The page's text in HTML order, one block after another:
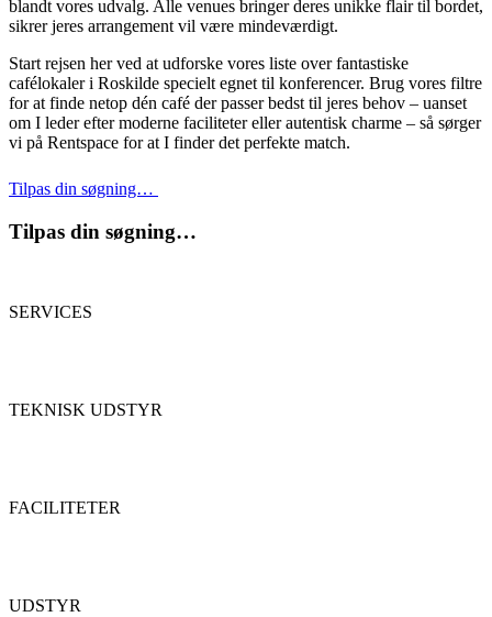
blandt vores udvalg. Alle venues bringer deres unikke flair til bordet,
sikrer jeres arrangement vil være mindeværdigt.
Start rejsen her ved at udforske vores liste over fantastiske
cafélokaler i Roskilde specielt egnet til konferencer. Brug vores filtre
for at finde netop dén café der passer bedst til jeres behov – uanset
om I leder efter moderne faciliteter eller autentisk charme – så sørger
vi på Rentspace for at I finder det perfekte match.
Tilpas din søgning…
Tilpas din søgning…
SERVICES
TEKNISK UDSTYR
FACILITETER
UDSTYR